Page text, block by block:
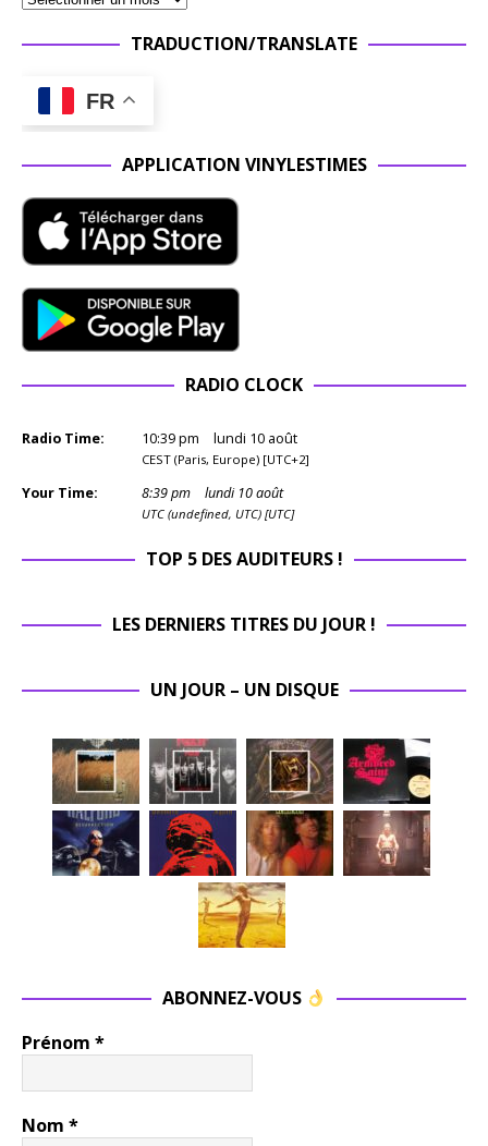
TRADUCTION/TRANSLATE
FR
APPLICATION VINYLESTIMES
RADIO CLOCK
Radio Time: 10:39pm lundi 10 août
CEST (Paris, Europe) [UTC+2]
Your Time: 8:39pm lundi 10 août
UTC (undefined, UTC) [UTC]
TOP 5 DES AUDITEURS !
LES DERNIERS TITRES DU JOUR !
UN JOUR – UN DISQUE
ABONNEZ-VOUS
Prénom *
Nom *